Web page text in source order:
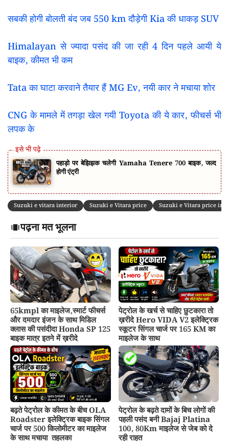
सबकी होगी बोलती बंद जब 550 km दौड़ेगी Kia की धाकड़ SUV
Himalayan से ज्यादा पसंद की जा रही 4 दिन पहले आयी ये
बाइक, कीमत भी कम
Tata का घाटा करवाने तैयार हैं MG Ev, नयी कार ने मचाया शोर
CNG के मामले में तगड़ा खेल गयी Toyota की ये कार, फीचर्स भी
लपक के
पहाड़ो पर बेझिझक चलेगी Yamaha Tenere 700 बाइक, जल्द
होगी एंट्री
Suzuki e vitara interior Suzuki e Vitara price Suzuki e Vitara price in
पढ़ना मत भूलना
65kmpl का माइलेज,स्मार्ट फीचर्स
और दमदार इंजन के साथ मिडिल
क्लास की पसंदीदा Honda SP 125
बाइक मात्र इतने में ख़रीदे
पेट्रोल के खर्च से चाहिए छुटकारा तो
ख़रीदे Hero VIDA V2 इलेक्ट्रिक
स्कूटर सिंगल चार्ज पर 165 KM का
माइलेज के साथ
बढ़ते पेट्रोल के कीमत के बीच OLA
Roadster इलेक्ट्रिक बाइक सिंगल
चार्ज पर 500 किलोमीटर का माइलेज
के साथ मचाया तहलका
पेट्रोल के बढ़ते दामों के बिच लोगों की
पहली पसंद बनी Bajaj Platina
100, 80Km माइलेज से जेब को दे
रही राहत